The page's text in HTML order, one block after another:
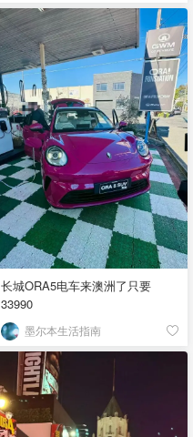
长城ORA5电车来澳洲了只要
33990
墨尔本生活指南